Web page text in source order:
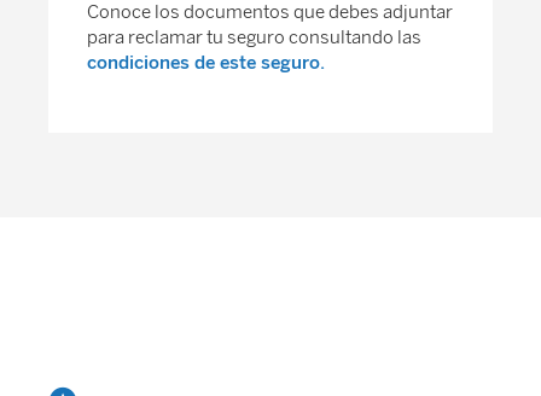
Conoce los documentos que debes adjuntar
para reclamar tu seguro consultando las
condiciones de este seguro.